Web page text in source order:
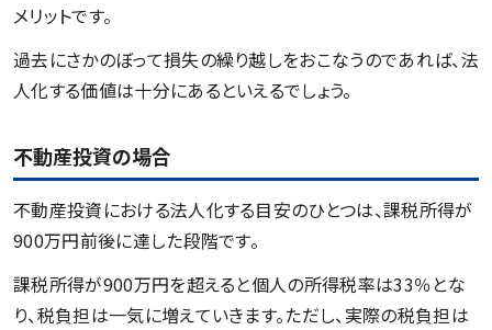
メリットです。
過去にさかのぼって損失の繰り越しをおこなうのであれば、法
人化する価値は十分にあるといえるでしょう。
不動産投資の場合
不動産投資における法人化する目安のひとつは、課税所得が
900万円前後に達した段階です。
課税所得が900万円を超えると個人の所得税率は33％とな
り、税負担は一気に増えていきます。ただし、実際の税負担は